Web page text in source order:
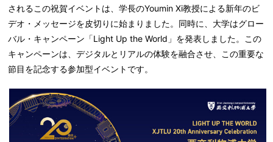
されるこの祝賀イベントは、学長のYoumin Xi教授による新年のビ
デオ・メッセージを皮切りに始まりました。同時に、大学はグロー
バル・キャンペーン「Light Up the World 」を発表しました。この
キャンペーンは、デジタルとリアルの体験を融合させ、この重要な
節目を記念する参加型イベントです。